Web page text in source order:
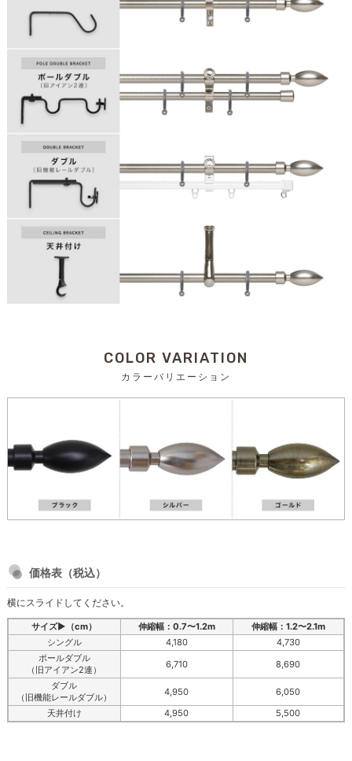
COLOR VARIATION
カラーバリエーション
価格表（税込）
横にスライドしてください。
サイズ▶（cm） 伸縮幅：0.7〜1.2m
伸縮幅：1.2〜2.1m
シングル
4,180
4,730
ポールダブル
（旧アイアン2連）
6,710
8,690
ダブル
（旧機能レールダブル）
4,950
6,050
天井付け
4,950 5,500